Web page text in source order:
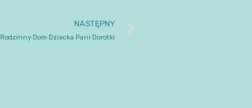
NASTĘPNY
Rodzinny Dom Dziecka Pani Dorotki